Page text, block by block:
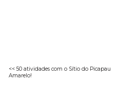
<< 50 atividades com o Sítio do Picapau
Amarelo!